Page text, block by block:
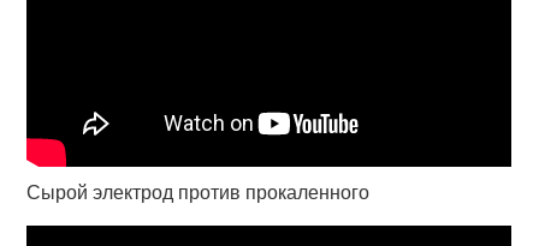
Сырой электрод против прокаленного